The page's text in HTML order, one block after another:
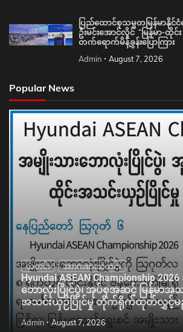
ပြည်ထောင်စုသမ္မတမြန်မာနိုင်
ဦးမင်းအောင်လှိုင် “မြန်မာ-ထိုင်း
တက်ရောက်မိန့်ခွန်းပြောကြား
Admin August 7, 2026
Popular News
သတင်း အားကစားသတင်း
Hyundai ASEAN Championship
ဘောလုံးပြိုင်ပွဲ၊ အုပ်စုအဆင့် မြန်မာအသ
အသင်းယှဉ်ပြိုင်မှု တိုက်ရိုက်ထုတ်လွှင့်
Admin August 7, 2026